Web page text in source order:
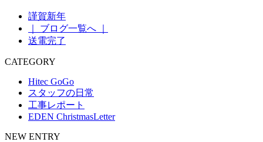
謹賀新年
｜ ブログ一覧へ ｜
送電完了
CATEGORY
Hitec GoGo
スタッフの日常
工事レポート
EDEN ChristmasLetter
NEW ENTRY